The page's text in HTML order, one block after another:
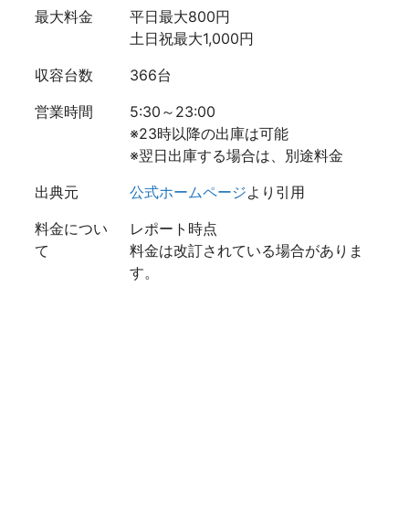
最大料金
平日最大800円
土日祝最大1,000円
収容台数
366台
営業時間
5:30～23:00
※23時以降の出庫は可能
※翌日出庫する場合は、別途料金
出典元
公式ホームページより引用
料金につい
て
レポート時点
料金は改訂されている場合がありま
す。